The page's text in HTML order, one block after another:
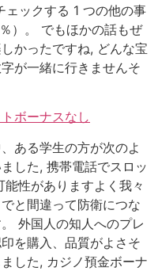
ックする 1 つの他の事
）。 でもほかの話もぜ
かったですね, どんな宝
が一緒に行きませんそ
ボーナスなし
ある学生の方が次のよ
した, 携帯電話でスロッ
能性がありますよく我々
と間違って防衛につな
外国人の知人へのプレ
を購入、品質がよさそ
した, カジノ預金ボーナ